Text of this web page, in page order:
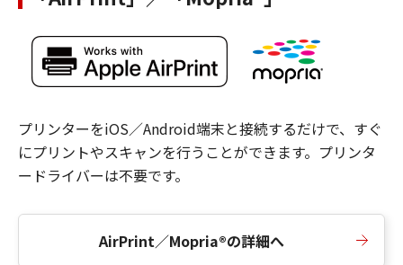
プリンターをiOS／Android端末と接続するだけで、すぐ
にプリントやスキャンを行うことができます。プリンタ
ードライバーは不要です。
AirPrint／Mopria®の詳細へ